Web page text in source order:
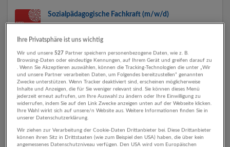
Sozialpädagogische Fachkraft (m/w/d)
4931 Mettmach
Teamleitung (m/w/d) für Wohngemeinschaft
29.07.2026,Pro Juventute Soziale Dienste GmbH
4931 Mettmach
Sozialpädagogische*r Betreuer*in
Ihre Privatsphäre ist uns wichtig
Wir und unsere 527 Partner speichern personenbezogene Daten, wie z. B.
Browsing-Daten oder eindeutige Kennungen, auf Ihrem Gerät und greifen darauf zu
. Wenn Sie Akzeptieren auswählen, können die Tracking-Technologien die unter „Wir
und unsere Partner verarbeiten Daten, um Folgendes bereitzustellen“ genannten
Zwecke unterstützen. Wenn Tracker deaktiviert sind, erscheinen möglicherweise
Inhalte und Anzeigen, die für Sie weniger relevant sind. Sie können dieses Menü
jederzeit erneut aufrufen, um Ihre Auswahl zu ändern oder Ihre Einwilligung zu
widerrufen, indem Sie auf den Link Zwecke anzeigen unten auf der Webseite klicken.
Ihre Wahl wirkt sich auf unsere/n Website aus. Weitere Informationen finden Sie in
unserer Datenschutzerklärung.
Wir ziehen zur Verarbeitung der Cookie-Daten Drittanbieter bei. Diese Drittanbieter
können ihren Sitz in Drittstaaten (wie zum Beispiel den USA) haben, die über kein
angemessenes Datenschutzniveau verfügen. Den USA wird vom Europäischen